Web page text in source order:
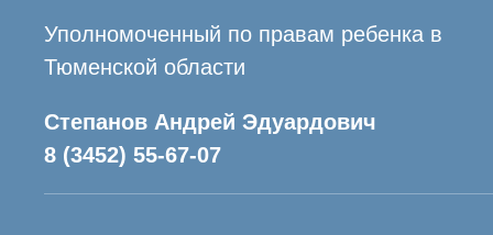
Уполномоченный по правам ребенка в
Тюменской области
Степанов Андрей Эдуардович
8 (3452) 55-67-07